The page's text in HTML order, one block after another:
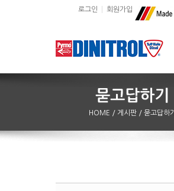
로그인 회원가입
HOME / 게시판 / 묻고답하기